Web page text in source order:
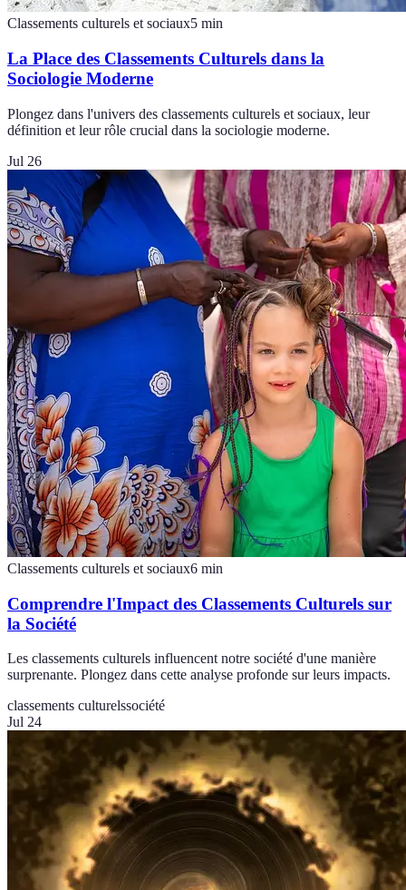
Classements culturels et sociaux5 min
La Place des Classements Culturels dans la
Sociologie Moderne
Plongez dans l'univers des classements culturels et sociaux, leur
définition et leur rôle crucial dans la sociologie moderne.
Jul 26
Classements culturels et sociaux6 min
Comprendre l'Impact des Classements Culturels sur
la Société
Les classements culturels influencent notre société d'une manière
surprenante. Plongez dans cette analyse profonde sur leurs impacts.
classements culturelssociété
Jul 24